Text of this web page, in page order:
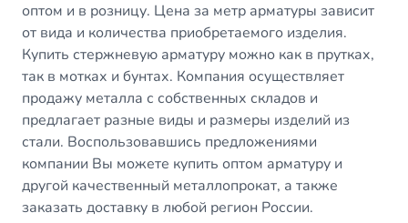
оптом и в розницу. Цена за метр арматуры зависит
от вида и количества приобретаемого изделия.
Купить стержневую арматуру можно как в прутках,
так в мотках и бунтах. Компания осуществляет
продажу металла с собственных складов и
предлагает разные виды и размеры изделий из
стали. Воспользовавшись предложениями
компании Вы можете купить оптом арматуру и
другой качественный металлопрокат, а также
заказать доставку в любой регион России.